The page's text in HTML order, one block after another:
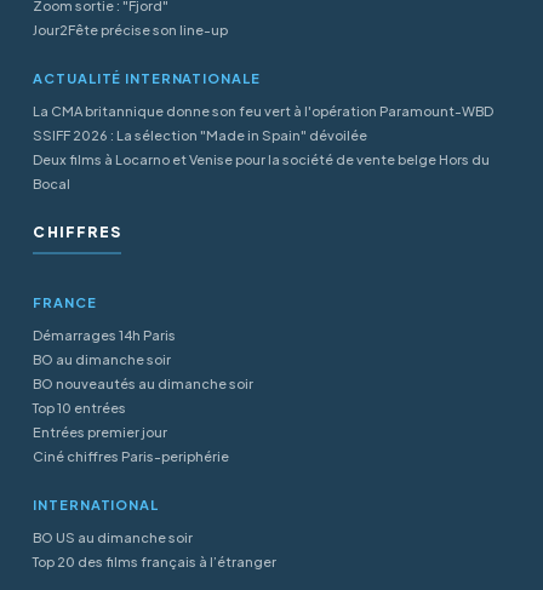
Zoom sortie : "Fjord"
Jour2Fête précise son line-up
ACTUALITÉ INTERNATIONALE
La CMA britannique donne son feu vert à l'opération Paramount-WBD
SSIFF 2026 : La sélection "Made in Spain" dévoilée
Deux films à Locarno et Venise pour la société de vente belge Hors du
Bocal
CHIFFRES
FRANCE
Démarrages 14h Paris
BO au dimanche soir
BO nouveautés au dimanche soir
Top 10 entrées
Entrées premier jour
Ciné chiffres Paris-periphérie
INTERNATIONAL
BO US au dimanche soir
Top 20 des films français à l’étranger